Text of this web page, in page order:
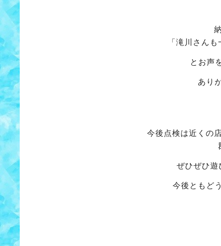
「滝川さん
とお声
あり
今後点検は近くの
ぜひぜひ遊
今後ともど